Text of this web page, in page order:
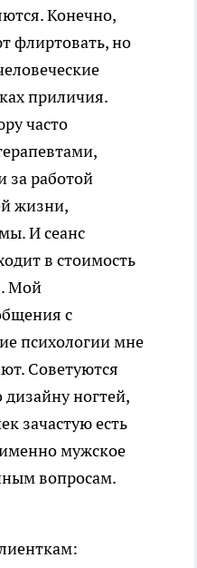
Конечно,
флиртовать, но
приличия.
часто
за работой
жизни,
И сеанс
в стоимость
Мой
с
психологии мне
Советуются
дизайну ногтей,
зачастую есть
мужское
вопросам.